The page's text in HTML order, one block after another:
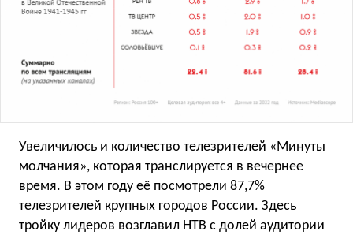
Увеличилось и количество телезрителей «Минуты
молчания», которая транслируется в вечернее
время. В этом году её посмотрели 87,7%
телезрителей крупных городов России. Здесь
тройку лидеров возглавил НТВ с долей аудитории